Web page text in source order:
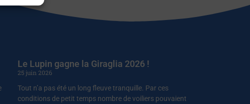
Le Lupin gagne la Giraglia 2026 !
25 juin 2026
Tout n’a pas été un long fleuve tranquille. Par ces
conditions de petit temps nombre de voiliers pouvaient